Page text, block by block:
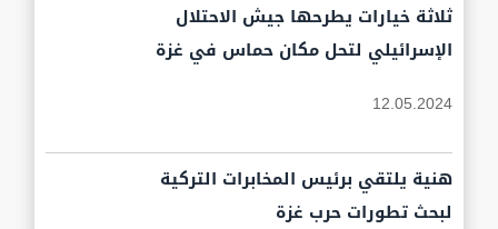
ثلاثة خيارات يطرحها جيش الاحتلال
الإسرائيلي لتحل مكان حماس في غزة
12.05.2024
هنية يلتقي برئيس المخابرات التركية
لبحث تطورات حرب غزة